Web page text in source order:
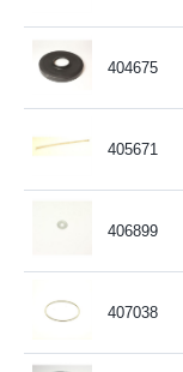
404675
405671
406899
407038